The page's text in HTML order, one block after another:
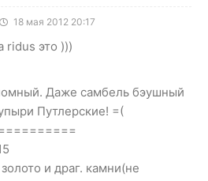
18 мая 2012 20:17
ridus это )))
Даже самбель бэушный
Путлерские! =(
и драг. камни(не